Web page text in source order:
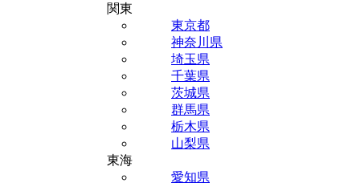
関東
東京都
神奈川県
埼玉県
千葉県
茨城県
群馬県
栃木県
山梨県
東海
愛知県